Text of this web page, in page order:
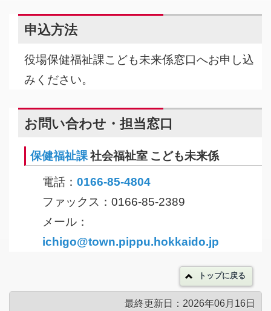
申込方法
役場保健福祉課こども未来係窓口へお申し込
みください。
お問い合わせ・担当窓口
保健福祉課社会福祉室 こども未来係
電話： 0166-85-4804
ファックス：0166-85-2389
メール：
ichigo@town.pippu.hokkaido.jp
トップに戻る
最終更新日：2026年06月16日